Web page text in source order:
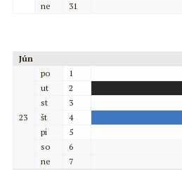
ne
31
Jún
23
po
1
ut
2
st
3
št
4
pi
5
so
6
ne
7